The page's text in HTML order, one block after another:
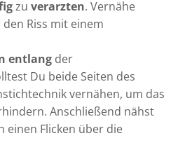
zu verarzten. Vernähe
Riss mit einem
entlang der
Du beide Seiten des
vernähen, um das
Anschließend nähst
einen Flicken über die